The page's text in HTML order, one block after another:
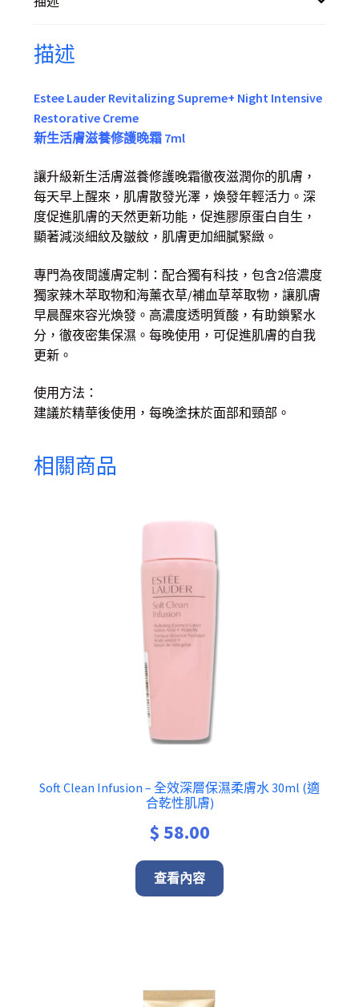
描述
Estee Lauder Revitalizing Supreme+ Night Intensive
Restorative Creme
新生活膚滋養修護晚霜 7ml
讓升級新生活膚滋養修護晚霜徹夜滋潤你的肌膚，
每天早上醒來，肌膚散發光澤，煥發年輕活力。深
度促進肌膚的天然更新功能，促進膠原蛋白自生，
顯著減淡細紋及皺紋，肌膚更加細膩緊緻。
專門為夜間護膚定制：配合獨有科技，包含2倍濃度
獨家辣木萃取物和海薰衣草/補血草萃取物，讓肌膚
早晨醒來容光煥發。高濃度透明質酸，有助鎖緊水
分，徹夜密集保濕。每晚使用，可促進肌膚的自我
更新。
使用方法：
建議於精華後使用，每晚塗抹於面部和頸部。
相關商品
Soft Clean Infusion – 全效深層保濕柔膚水 30ml (適
合乾性肌膚)
$58.00
查看內容